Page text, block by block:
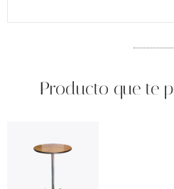
Producto que te